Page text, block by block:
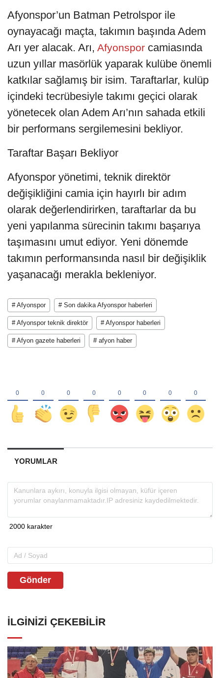
Afyonspor’un Batman Petrolspor ile
oynayacağı maçta, takımın başında Adem
Arı yer alacak. Arı, Afyonspor camiasında
uzun yıllar masörlük yaparak kulübe önemli
katkılar sağlamış bir isim. Taraftarlar, kulüp
içindeki tecrübesiyle takımı geçici olarak
yönetecek olan Adem Arı’nın sahada etkili
bir performans sergilemesini bekliyor.
Taraftar Başarı Bekliyor
Afyonspor yönetimi, teknik direktör
değişikliğini camia için hayırlı bir adım
olarak değerlendirirken, taraftarlar da bu
yeni yapılanma sürecinin takımı başarıya
taşımasını umut ediyor. Yeni dönemde
takımın performansında nasıl bir değişiklik
yaşanacağı merakla bekleniyor.
# Afyonspor # Son dakika Afyonspor haberleri
# Afyonspor teknik direktör # Afyonspor haberleri
# Afyon gazete haberleri # afyon haber
YORUMLAR
Gönder
İLGINIZI ÇEKEBILIR